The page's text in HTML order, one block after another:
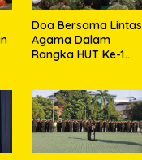
Doa Bersama Lintas
Agama Dalam
Rangka HUT Ke-1